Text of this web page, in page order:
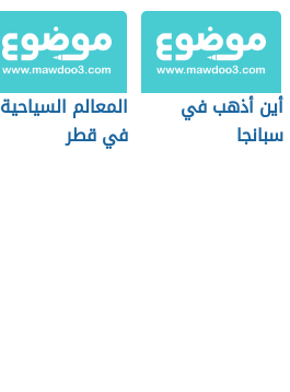
أين أذهب في
سبانجا
المعالم السياحية
في قطر